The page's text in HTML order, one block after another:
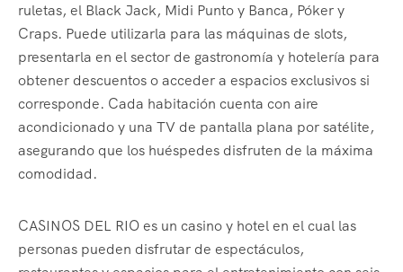
ruletas, el Black Jack, Midi Punto y Banca, Póker y
Craps. Puede utilizarla para las máquinas de slots,
presentarla en el sector de gastronomía y hotelería para
obtener descuentos o acceder a espacios exclusivos si
corresponde. Cada habitación cuenta con aire
acondicionado y una TV de pantalla plana por satélite,
asegurando que los huéspedes disfruten de la máxima
comodidad.
CASINOS DEL RIO es un casino y hotel en el cual las
personas pueden disfrutar de espectáculos,